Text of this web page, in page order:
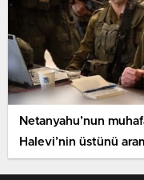
Netanyahu’nun
Halevi’nin üstünü
karıştı